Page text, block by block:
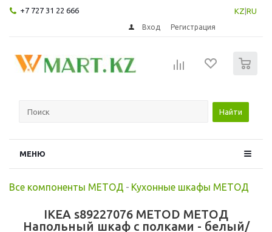
+7 727 31 22 666 KZ RU
Вход Регистрация
Найти
МЕНЮ
Все компоненты МЕТОД - Кухонные шкафы МЕТОД
IKEA s89227076 METOD МЕТОД
Напольный шкаф с полками - белый/